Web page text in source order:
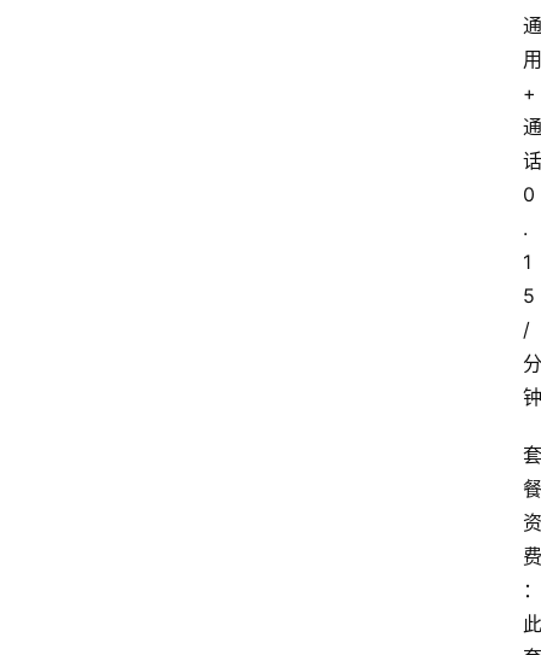
通
用
+
通
话
0
.
1
5
/
分
钟
套
餐
资
费
：
此